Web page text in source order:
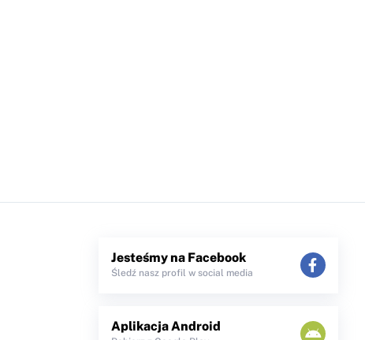
Jesteśmy na Facebook
Śledź nasz profil w social media
Aplikacja Android